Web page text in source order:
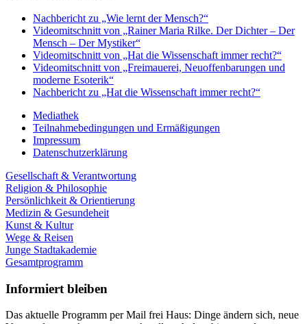
Nachbericht zu „Wie lernt der Mensch?“
Videomitschnitt von „Rainer Maria Rilke. Der Dichter – Der
Mensch – Der Mystiker“
Videomitschnitt von „Hat die Wissenschaft immer recht?“
Videomitschnitt von „Freimauerei, Neuoffenbarungen und
moderne Esoterik“
Nachbericht zu „Hat die Wissenschaft immer recht?“
Mediathek
Teilnahmebedingungen und Ermäßigungen
Impressum
Datenschutzerklärung
Gesellschaft & Verantwortung
Religion & Philosophie
Persönlichkeit & Orientierung
Medizin & Gesundeheit
Kunst & Kultur
Wege & Reisen
Junge Stadtakademie
Gesamtprogramm
Informiert bleiben
Das aktuelle Programm per Mail frei Haus: Dinge ändern sich, neue